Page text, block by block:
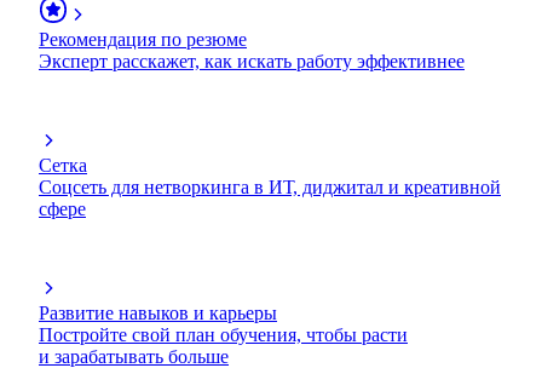
Рекомендация по резюме
Эксперт расскажет, как искать работу эффективнее
Сетка
Соцсеть для нетворкинга в ИТ, диджитал и креативной
сфере
Развитие навыков и карьеры
Постройте свой план обучения, чтобы расти
и зарабатывать больше